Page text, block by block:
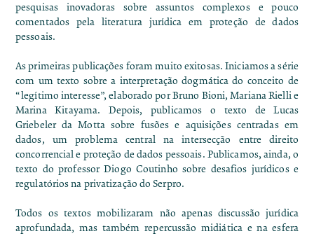
pesquisas inovadoras sobre assuntos complexos e pouco
comentados pela literatura jurídica em proteção de dados
pessoais.
As primeiras publicações foram muito exitosas. Iniciamos a série
com um texto sobre a interpretação dogmática do conceito de
“legítimo interesse”, elaborado por Bruno Bioni, Mariana Rielli e
Marina Kitayama. Depois, publicamos o texto de Lucas
Griebeler da Motta sobre fusões e aquisições centradas em
dados, um problema central na intersecção entre direito
concorrencial e proteção de dados pessoais. Publicamos, ainda, o
texto do professor Diogo Coutinho sobre desafios jurídicos e
regulatórios na privatização do Serpro.
Todos os textos mobilizaram não apenas discussão jurídica
aprofundada, mas também repercussão midiática e na esfera